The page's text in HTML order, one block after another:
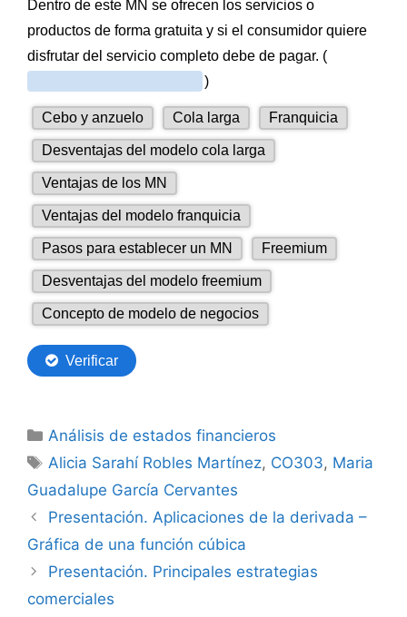
Categorías
Análisis de estados financieros
Etiquetas
Alicia Sarahí Robles Martínez, CO303, Maria
Guadalupe García Cervantes
Presentación. Aplicaciones de la derivada –
Gráfica de una función cúbica
Presentación. Principales estrategias
comerciales